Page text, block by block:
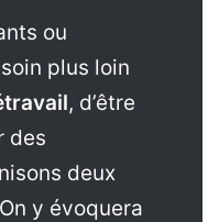
ou
plus loin
, d’être
des
deux
y évoquera